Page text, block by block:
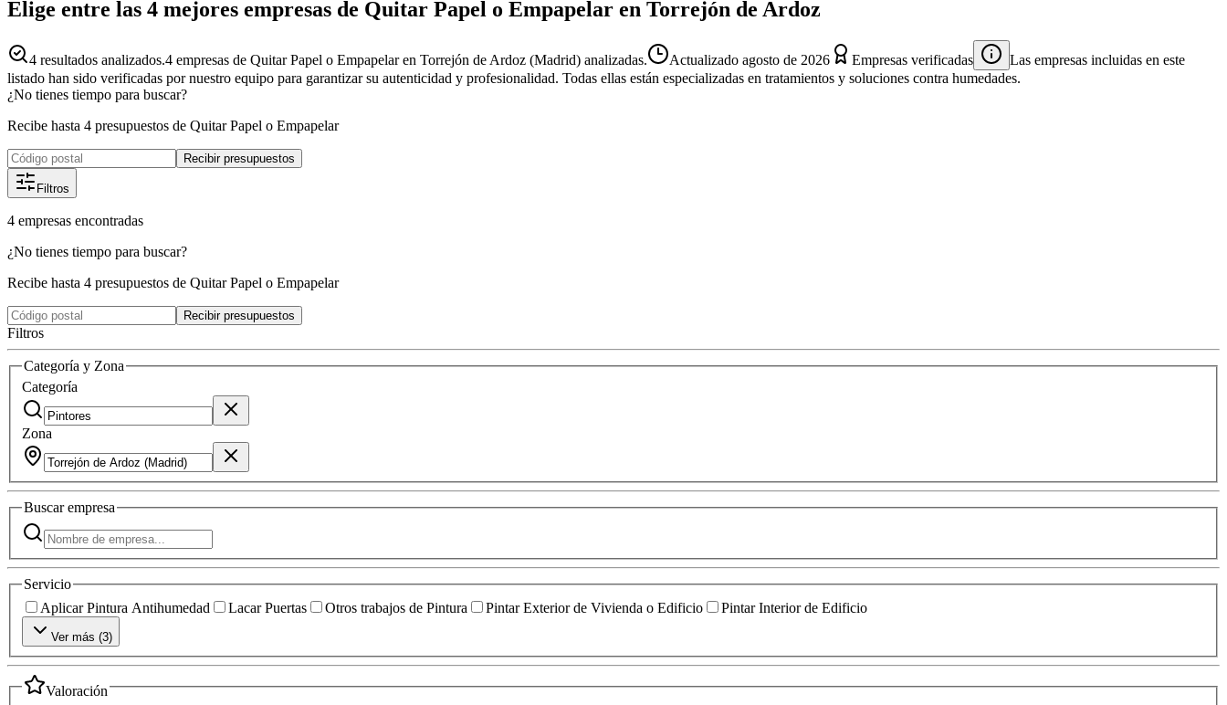
Elige entre las 4 mejores empresas de Quitar Papel o Empapelar en Torrejón de Ardoz
4 resultados analizados.4 empresas de Quitar Papel o Empapelar en Torrejón de Ardoz (Madrid) analizadas. Actualizado agosto de 2026 Empresas verificadas
Las empresas incluidas en este
listado han sido verificadas por nuestro equipo para garantizar su autenticidad y profesionalidad. Todas ellas están especializadas en tratamientos y soluciones contra humedades.
¿No tienes tiempo para buscar?
Recibe hasta 4 presupuestos de Quitar Papel o Empapelar
Recibir presupuestos
Filtros
4 empresas encontradas
¿No tienes tiempo para buscar?
Recibe hasta 4 presupuestos de Quitar Papel o Empapelar
Recibir presupuestos
Filtros
Categoría y Zona
Categoría
Zona
Buscarempresa
Servicio
Aplicar Pintura Antihumedad
Lacar Puertas Otros trabajos de Pintura Pintar Exterior de Vivienda o Edificio Pintar Interior de Edificio
Ver más (3)
Valoración